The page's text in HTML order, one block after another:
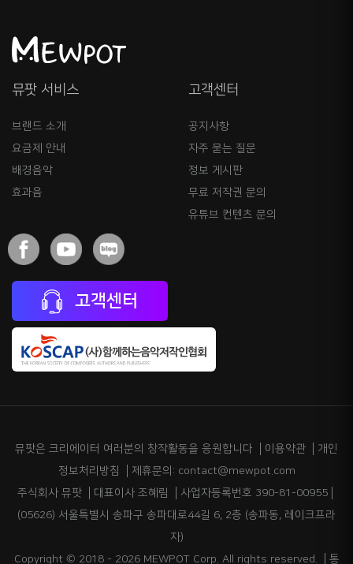
뮤팟 서비스
브랜드 소개
요금제 안내
배경음악
효과음
고객센터
공지사항
자주 묻는 질문
정보 게시판
무료 저작권 문의
유튜브 컨텐츠 문의
고객센터
뮤팟은 크리에이터 여러분의 창작활동을 응원합니다 이용약관
개인
정보처리방침
제휴문의: contact@mewpot.com
주식회사 뮤팟
대표이사 조혜림
사업자등록번호 390-81-00955
(05626) 서울특별시 송파구 송파대로44길 6, 2층 (송파동, 레이크프라
자)
Copyright © 2018 - 2026 MEWPOT Corp. All rights reserved.
통